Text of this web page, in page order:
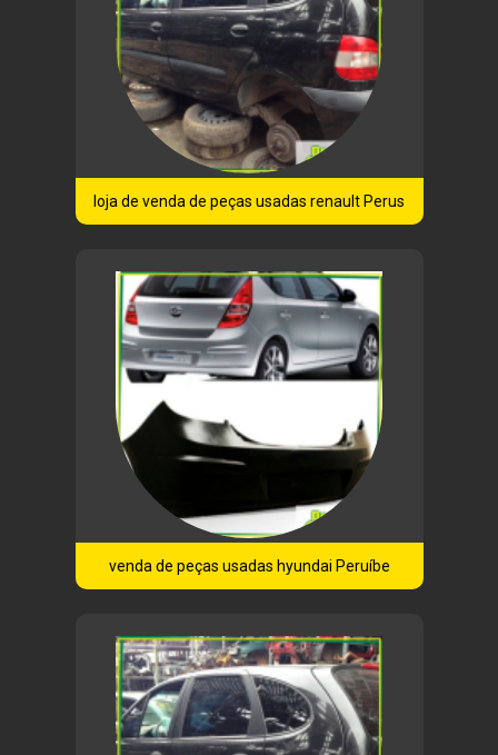
loja de venda de peças usadas renault Perus
venda de peças usadas hyundai Peruíbe